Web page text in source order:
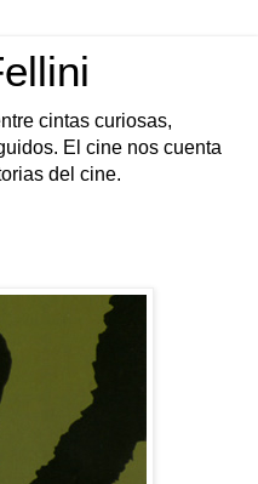
cintas curiosas,
El cine nos cuenta
del cine.